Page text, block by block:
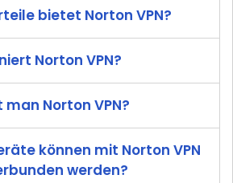
bietet Norton VPN?
Norton VPN?
Norton VPN?
können mit Norton VPN
werden?